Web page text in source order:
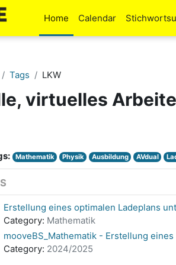
Home
Calendar
Tags LKW
virtuelles
Mathematik Physik Ausbildung AVdual
Erstellung eines optimalen Ladeplans
Category: Mathematik
mooveBS_Mathematik - Erstellung
Category: 2024/2025